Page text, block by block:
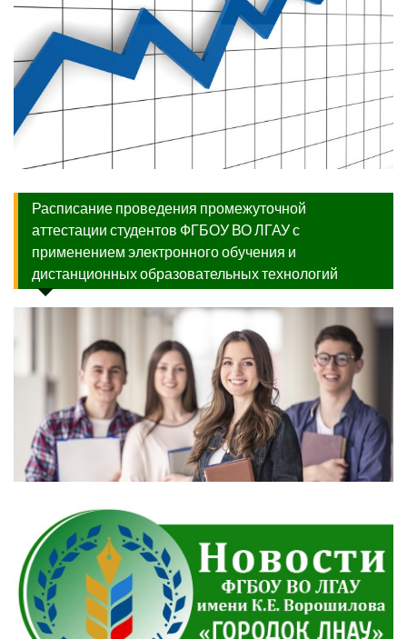
Расписание проведения промежуточной
аттестации студентов ФГБОУ ВО ЛГАУ с
применением электронного обучения и
дистанционных образовательных технологий